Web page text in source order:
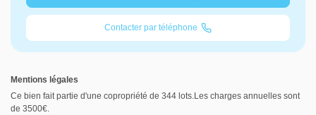
Contacter par téléphone
Mentions légales
Ce bien fait partie d'une copropriété de 344 lots.Les charges annuelles sont
de 3500€.